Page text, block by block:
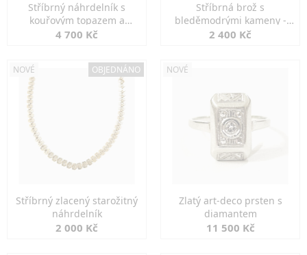
Stříbrný náhrdelník s
kouřovým topazem a
markazity
4 700 Kč
Stříbrná brož s
bleděmodrými kameny -
jemná elegance
2 400 Kč
NOVÉ OBJEDNÁNO
Stříbrný zlacený starožitný
náhrdelník
2 000 Kč
NOVÉ
Zlatý art-deco prsten s
diamantem
11 500 Kč